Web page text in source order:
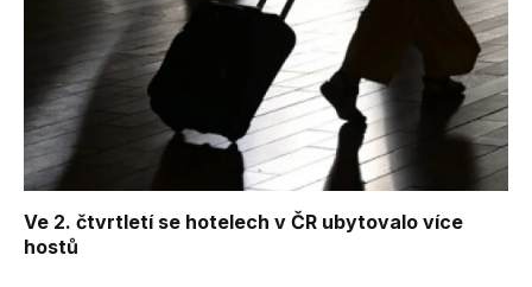
Ve 2. čtvrtletí se hotelech v ČR ubytovalo více
hostů